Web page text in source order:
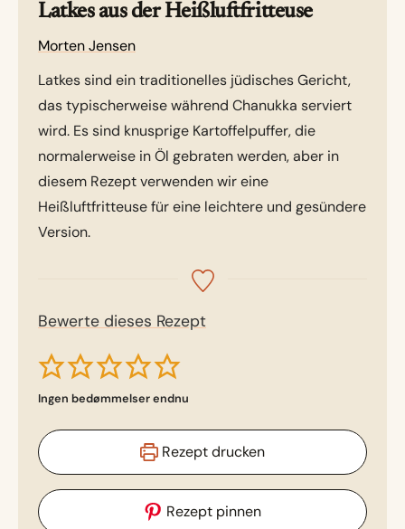
Latkes aus der Heißluftfritteuse
Morten Jensen
Latkes sind ein traditionelles jüdisches Gericht,
das typischerweise während Chanukka serviert
wird. Es sind knusprige Kartoffelpuffer, die
normalerweise in Öl gebraten werden, aber in
diesem Rezept verwenden wir eine
Heißluftfritteuse für eine leichtere und gesündere
Version.
Bewerte dieses Rezept
Ingen bedømmelser endnu
Rezept drucken
Rezept pinnen